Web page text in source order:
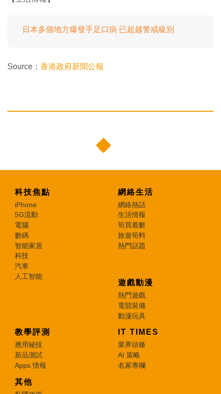
日本多個地方爆發手足口病 已超越警戒級別
Source： 香港政府新聞公報
科技焦點
iPhone
5G流動
電腦
數碼
智能家居
科技
汽車
人工智能
網絡生活
網絡熱話
生活情報
筍買着數
旅遊筍料
熱門話題
遊戲動漫
熱門遊戲
電競裝備
動漫玩具
教學評測
應用秘技
新品測試
Apps 情報
IT TIMES
業界頭條
AI 策略
名家專欄
其他